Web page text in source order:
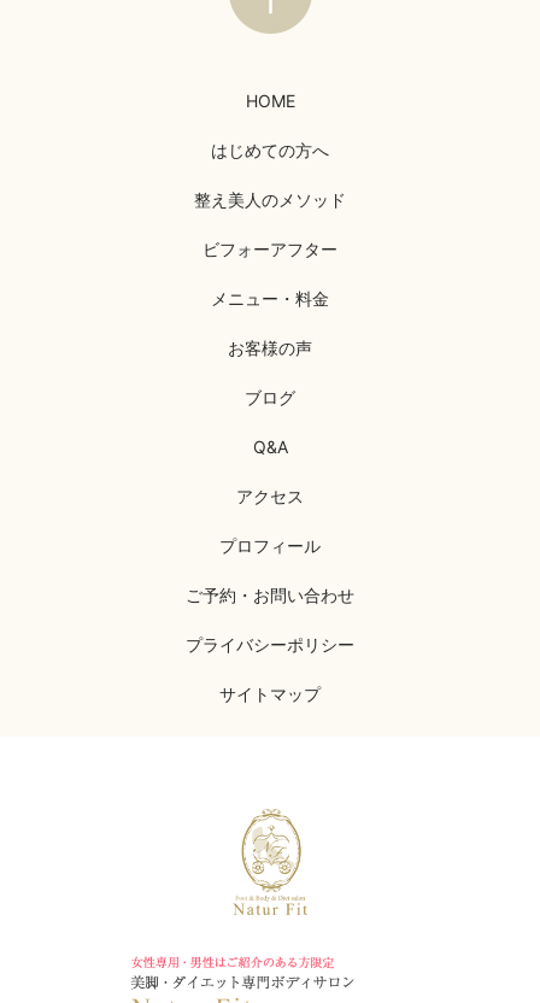
HOME
はじめての方へ
整え美人のメソッド
ビフォーアフター
メニュー・料金
お客様の声
ブログ
Q&A
アクセス
プロフィール
ご予約・お問い合わせ
プライバシーポリシー
サイトマップ